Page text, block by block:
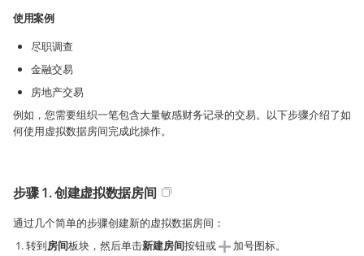
使用案例
尽职调查
金融交易
房地产交易
例如，您需要组织一笔包含大量敏感财务记录的交易。以下步骤介绍了如
何使用虚拟数据房间完成此操作。
步骤 1. 创建虚拟数据房间
通过几个简单的步骤创建新的虚拟数据房间：
转到房间板块，然后单击新建房间按钮或
加号图标。